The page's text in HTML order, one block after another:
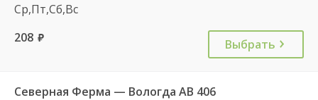
Ср,Пт,Сб,Вс
208 руб. Выбрать
Северная Ферма — Вологда АВ 406